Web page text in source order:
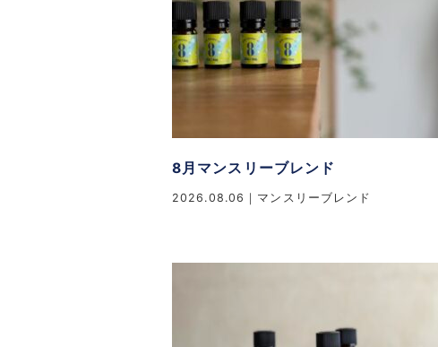
8月マンスリーブレンド
2026.08.06 マンスリーブレンド